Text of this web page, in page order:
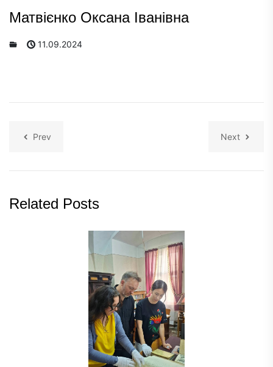
Матвієнко Оксана Іванівна
11.09.2024
Prev Next
Related Posts